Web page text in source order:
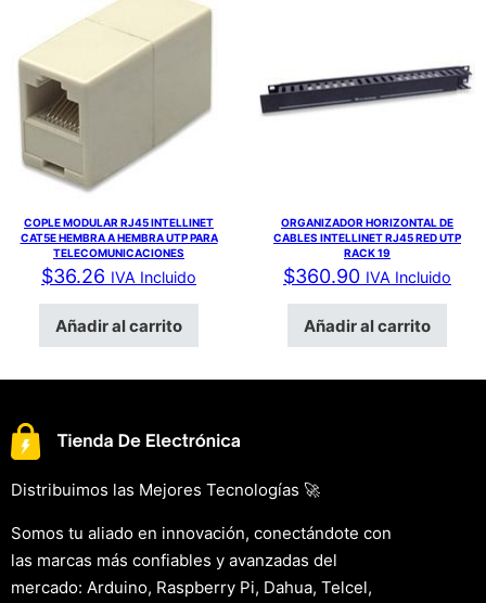
COPLE MODULAR RJ45 INTELLINET
CAT5E HEMBRA A HEMBRA UTP PARA
TELECOMUNICACIONES
$36.26 IVA Incluido
Añadir al carrito
ORGANIZADOR HORIZONTAL DE
CABLES INTELLINET RJ45 RED UTP
RACK 19
$360.90 IVA Incluido
Añadir al carrito
Distribuimos las Mejores Tecnologías 🚀
Somos tu aliado en innovación, conectándote con
las marcas más confiables y avanzadas del
mercado: Arduino, Raspberry Pi, Dahua, Telcel,